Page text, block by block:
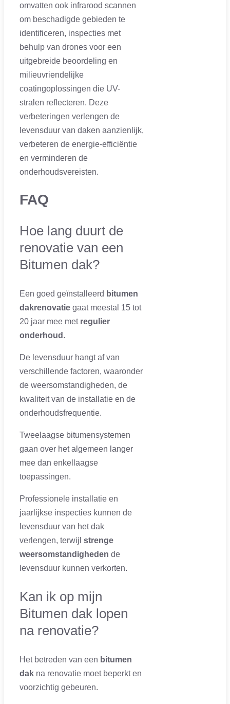
omvatten ook infrarood scannen
om beschadigde gebieden te
identificeren, inspecties met
behulp van drones voor een
uitgebreide beoordeling en
milieuvriendelijke
coatingoplossingen die UV-
stralen reflecteren. Deze
verbeteringen verlengen de
levensduur van daken aanzienlijk,
verbeteren de energie-efficiëntie
en verminderen de
onderhoudsvereisten.
FAQ
Hoe lang duurt de
renovatie van een
Bitumen dak?
Een goed geïnstalleerd bitumen
dakrenovatie gaat meestal 15 tot
20 jaar mee met regulier
onderhoud .
De levensduur hangt af van
verschillende factoren, waaronder
de weersomstandigheden, de
kwaliteit van de installatie en de
onderhoudsfrequentie.
Tweelaagse bitumensystemen
gaan over het algemeen langer
mee dan enkellaagse
toepassingen.
Professionele installatie en
jaarlijkse inspecties kunnen de
levensduur van het dak
verlengen, terwijl strenge
weersomstandigheden de
levensduur kunnen verkorten.
Kan ik op mijn
Bitumen dak lopen
na renovatie?
Het betreden van een bitumen
dak na renovatie moet beperkt en
voorzichtig gebeuren.